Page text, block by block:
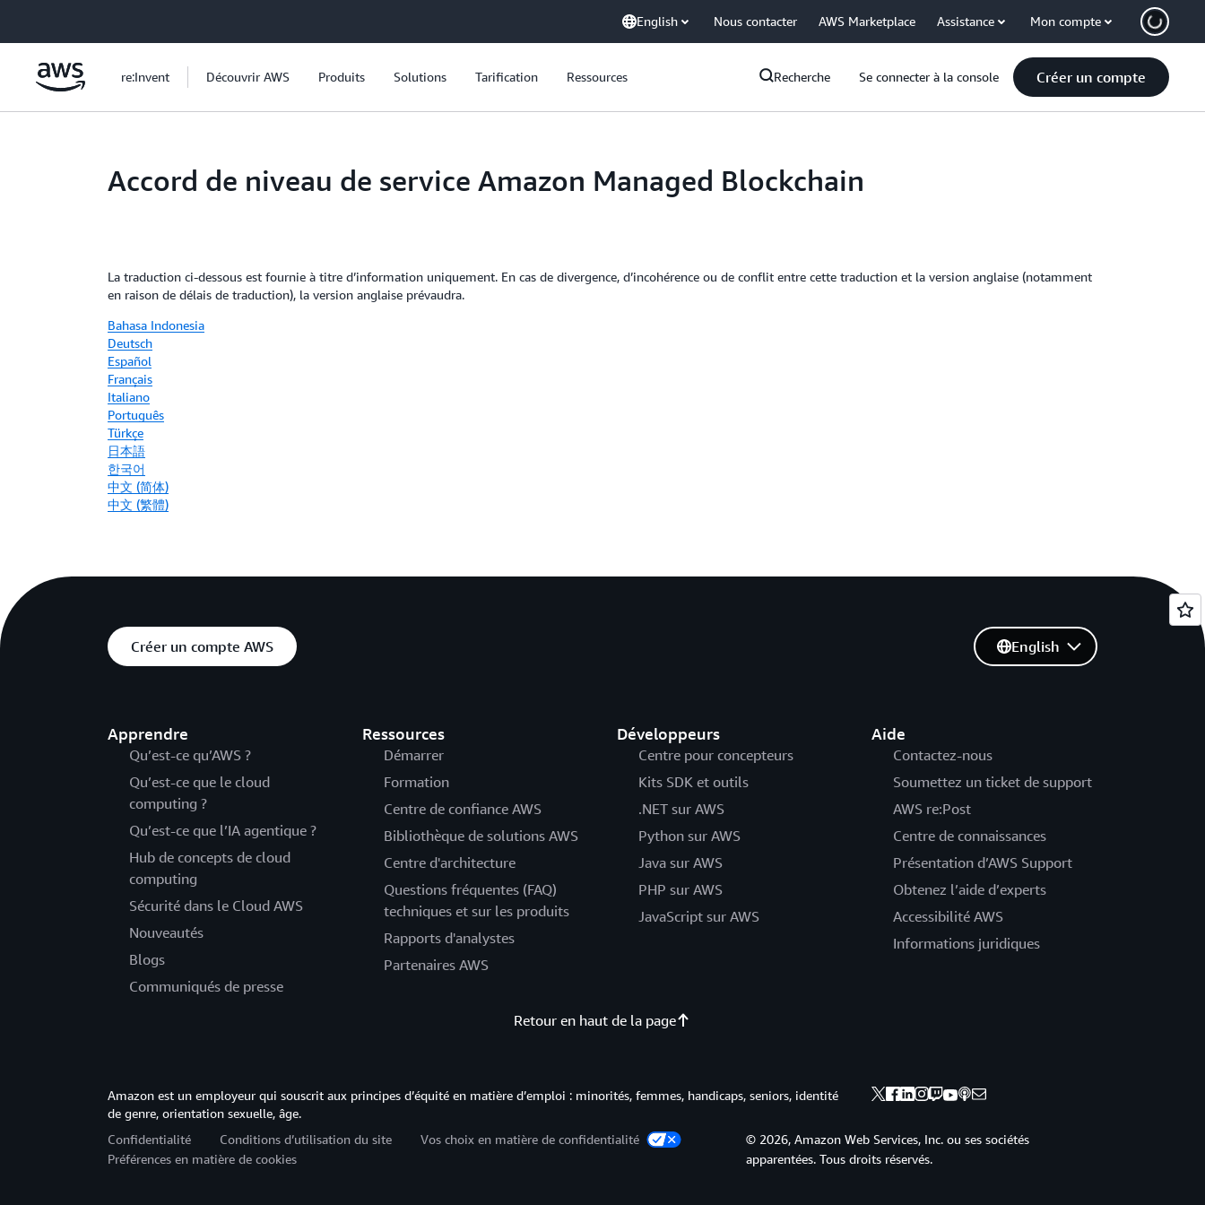
English Nous contacter AWS Marketplace Assistance Mon compte
re:Invent Découvrir AWS Produits Solutions Tarification Ressources Recherche Se connecter à la console Créer un compte
Accord de niveau de service Amazon Managed Blockchain
La traduction ci-dessous est fournie à titre d’information uniquement. En cas de divergence, d’incohérence ou de conflit entre cette traduction et la version anglaise (notamment
en raison de délais de traduction), la version anglaise prévaudra.
Bahasa Indonesia
Deutsch
Español
Français
Italiano
Português
Türkçe
日本語
한국어
中文 (简体)
中文 (繁體)
Créer un compte AWS
Apprendre
Qu’est-ce qu’AWS ?
Qu’est-ce que le cloud
computing ?
Qu’est-ce que l’IA agentique ?
Hub de concepts de cloud
computing
Sécurité dans le Cloud AWS
Nouveautés
Blogs
Communiqués de presse
Ressources
Démarrer
Formation
Centre de confiance AWS
Bibliothèque de solutions AWS
Centre d'architecture
Questions fréquentes (FAQ)
techniques et sur les produits
Rapports d'analystes
Partenaires AWS
Développeurs
Centre pour concepteurs
Kits SDK et outils
.NET sur AWS
Python sur AWS
Java sur AWS
PHP sur AWS
JavaScript sur AWS
Aide
Contactez-nous
Soumettez un ticket de support
AWS re:Post
Centre de connaissances
Présentation d’AWS Support
Obtenez l’aide d’experts
Accessibilité AWS
Informations juridiques
English
Retour en haut de la page
Amazon est un employeur qui souscrit aux principes d’équité en matière d’emploi : minorités, femmes, handicaps, seniors, identité
de genre, orientation sexuelle, âge.
Confidentialité
Conditions d’utilisation du site
Vos choix en matière de confidentialité
Préférences en matière de cookies
© 2026, Amazon Web Services, Inc. ou ses sociétés
apparentées. Tous droits réservés.